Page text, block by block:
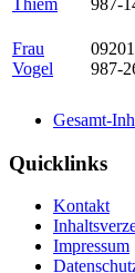
Frau
Vogel
09201
987-
Gesamt-
Quicklinks
Kontakt
Impressum